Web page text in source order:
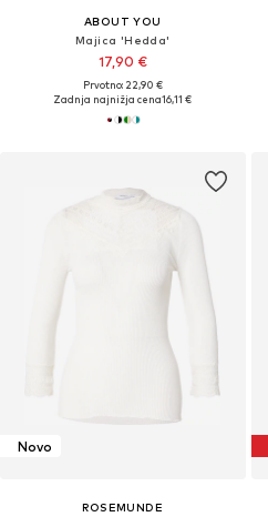
ABOUT YOU
Majica 'Hedda'
17,90 €
Prvotno: 22,90 €
Zadnja najnižja cena16,11 €
Novo
ROSEMUNDE